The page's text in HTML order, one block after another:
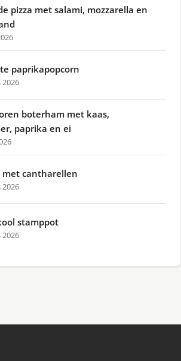
pizza met salami, mozzarella en
paprikapopcorn
boterham met kaas,
paprika en ei
met cantharellen
stamppot
2026